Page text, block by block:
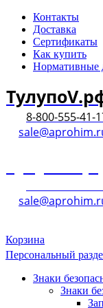
Контакты
Доставка
Сертификаты
Как купить
Нормативные
8-800-555-41-
Корзина
Персональный
Знаки
Знаки